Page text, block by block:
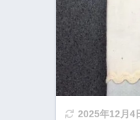
2025年12月4